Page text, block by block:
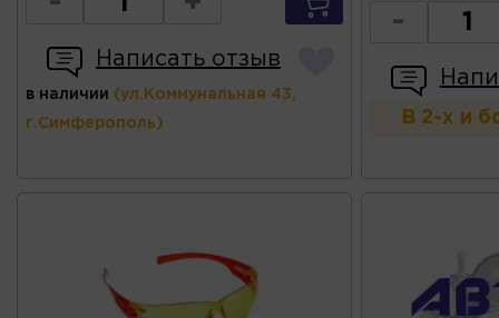
Написать отзыв
в наличии (ул.Коммунальная 43,
г.Симферополь)
-
В 2-х и